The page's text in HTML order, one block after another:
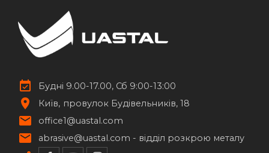
Будні 9.00-17.00, Сб 9:00-13:00
Київ
провулок Будівельників, 18
office1@uastal.com
abrasive@uastal.com - відділ розкрою металу